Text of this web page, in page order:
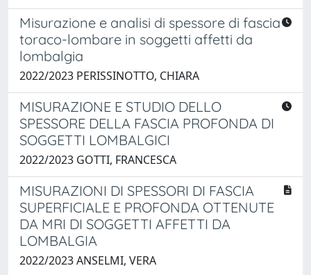
Misurazione e analisi di spessore di fascia
toraco-lombare in soggetti affetti da
lombalgia
2022/2023 PERISSINOTTO, CHIARA
MISURAZIONE E STUDIO DELLO
SPESSORE DELLA FASCIA PROFONDA DI
SOGGETTI LOMBALGICI
2022/2023 GOTTI, FRANCESCA
MISURAZIONI DI SPESSORI DI FASCIA
SUPERFICIALE E PROFONDA OTTENUTE
DA MRI DI SOGGETTI AFFETTI DA
LOMBALGIA
2022/2023 ANSELMI, VERA